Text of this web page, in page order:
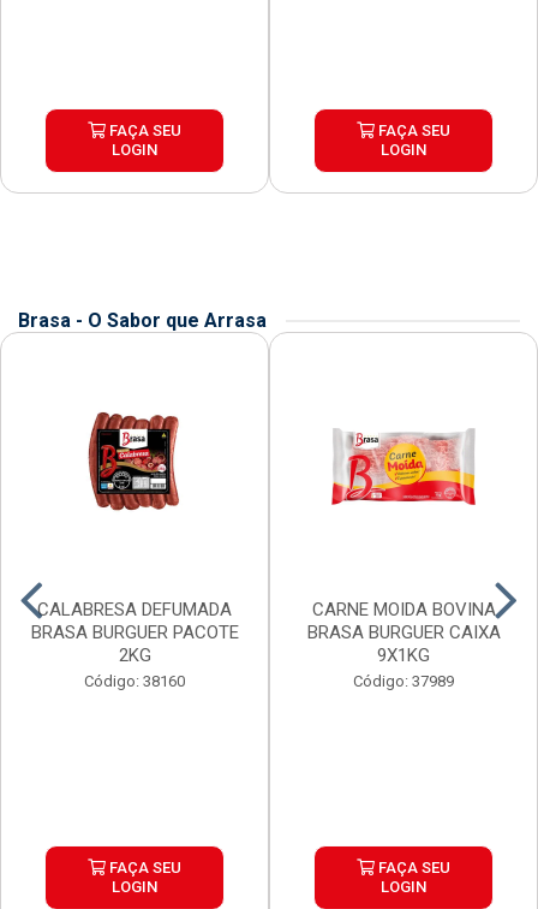
FAÇA SEU
LOGIN
FAÇA SEU
LOGIN
Brasa - O Sabor que Arrasa
CALABRESA DEFUMADA
BRASA BURGUER PACOTE
2KG
Código: 38160
FAÇA SEU
LOGIN
CARNE MOIDA BOVINA
BRASA BURGUER CAIXA
9X1KG
Código: 37989
FAÇA SEU
LOGIN